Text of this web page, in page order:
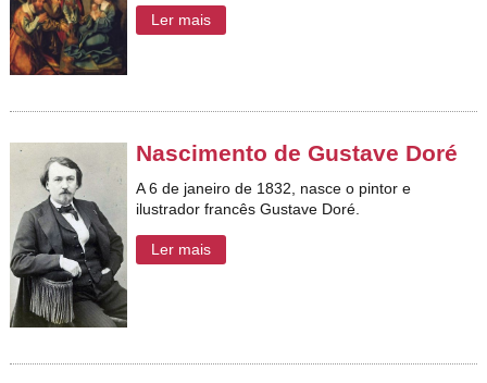
Ler mais
Nascimento de Gustave Doré
A 6 de janeiro de 1832, nasce o pintor e
ilustrador francês Gustave Doré.
Ler mais